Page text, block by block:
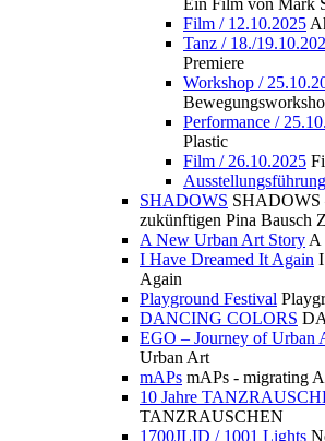
Ein Film von Mark
Film / 12.10.2025
Tanz / 18./
Premiere
Workshop /
Performance /
Plastic
Film / 26.10.2025
Ausstellungsführung
SHADOWS SHADOWS
zukünftigen Pina Bausch
A New Urban Art Story A
I Have Dreamed It Again
Again
Playground Festival
DANCING COLORS
EGO – Journey of Urban
Urban Art
mAPs mAPs - migrating
10 Jahre
TANZRAUSCHEN
1700JLID / 1001 Lights